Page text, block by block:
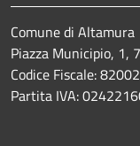
Comune di Altamura
Piazza Municipio, 1,
Codice Fiscale:
Partita IVA: